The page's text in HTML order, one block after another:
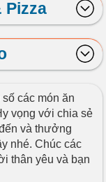
Pizza
các món ăn
vọng với chia sẻ
và thưởng
nhé. Chúc các
thân yêu và bạn